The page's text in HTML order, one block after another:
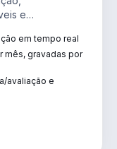
e
em tempo real
mês, gravadas por
avaliação e